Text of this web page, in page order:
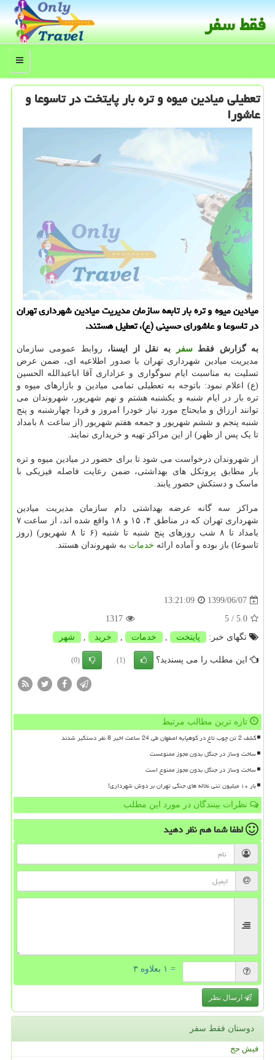
فقط سفر
منو
تعطیلی میادین میوه و تره بار پایتخت در تاسوعا و
عاشورا
میادین میوه و تره بار تابعه سازمان مدیریت میادین شهرداری تهران
در تاسوعا و عاشورای حسینی (ع)، تعطیل هستند.
به گزارش فقطسفر به نقل از ایسنا، روابط عمومی سازمان
مدیریت میادین شهرداری تهران با صدور اطلاعیه ای، ضمن عرض
تسلیت به مناسبت ایام سوگواری و عزاداری آقا اباعبدالله الحسین
(ع) اعلام نمود: باتوجه به تعطیلی تمامی میادین و بازارهای میوه و
تره بار در ایام شنبه و یکشنبه هشتم و نهم شهریور، شهروندان می
توانند ارزاق و مایحتاج مورد نیاز خودرا امروز و فردا چهارشنبه و پنج
شنبه پنجم و ششم شهریور و جمعه هفتم شهریور (از ساعت ۸ بامداد
تا یک پس از ظهر) از این مراکز تهیه و خریداری نمایند.
از شهروندان درخواست می شود تا برای حضور در میادین میوه و تره
بار مطابق پروتکل های بهداشتی، ضمن رعایت فاصله فیزیکی با
ماسک و دستکش حضور یابند.
مراکز سه گانه عرضه بهداشتی دام سازمان مدیریت میادین
شهرداری تهران که در مناطق ۴، ۱۵ و ۱۸ واقع شده اند، از ساعت ۷
بامداد تا ۸ شب روزهای پنج شنبه تا شنبه (۶ تا ۸ شهریور) (روز
تاسوعا) باز بوده و آماده ارائه خدمات به شهروندان هستند.
1399/06/07
13:21:09
5.0
/ 5
1317
تگهای خبر:
پایتخت , خدمات , خرید , شهر
این مطلب را می پسندید؟ (1)
(0)
تازه ترین مطالب مرتبط
کشف 2 تن چوب تاغ در کوهپایه اصفهان طی 24 ساعت اخیر 8 نفر دستگیر شدند
ساخت وساز در جنگل بدون مجوز ممنوعست
ساخت وساز در جنگل بدون مجوز ممنوع است
بار ۱۰ میلیون تنی نخاله های جنگی تهران بر دوش شهرداری!
نظرات بینندگان در مورد این مطلب
لطفا شما همنظر دهید
= ۱ بعلاوه ۳
ارسال نظر
دوستان فقط سفر
فیش حج